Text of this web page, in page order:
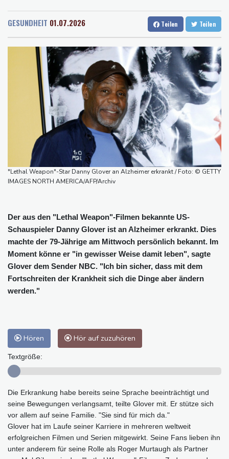
Dresden
28 °C Wien
30 °C
Baden-Baden
28 °C
Lionel Messi trauert um seinen Vater
Absturz von Ultraleichtflugzeug: 72-jähriger Pilot stirbt in Baden-
Württemberg
Selenskyj warnt in Belgrad vor Folgen russischer Angriffe für
den Winter
Drohnen über Bundeswehrstandort in Nordrhein-Westfalen
gesichtet
Ungarns Regierungspartei nominiert Ex-Gerichtspräsidenten
Baka als Staatschef
Schwimm-EM: Halbisch winkt und springt zu Bronze
Selenskyj: Ukraine hat praktisch keine intakten
Wärmekraftwerke mehr
GESUNDHEIT 01.07.2026 Teilen Teilen
"Lethal Weapon"-Star Danny Glover an Alzheimer erkrankt / Foto: © GETTY
IMAGES NORTH AMERICA/AFP/Archiv
Der aus den "Lethal Weapon"-Filmen bekannte US-
Schauspieler Danny Glover ist an Alzheimer erkrankt. Dies
machte der 79-Jährige am Mittwoch persönlich bekannt. Im
Moment könne er "in gewisser Weise damit leben", sagte
Glover dem Sender NBC. "Ich bin sicher, dass mit dem
Fortschreiten der Krankheit sich die Dinge aber ändern
werden."
Hören Hör auf zuzuhören
Textgröße:
Die Erkrankung habe bereits seine Sprache beeinträchtigt und
seine Bewegungen verlangsamt, teilte Glover mit. Er stütze sich
vor allem auf seine Familie. "Sie sind für mich da."
Glover hat im Laufe seiner Karriere in mehreren weltweit
erfolgreichen Filmen und Serien mitgewirkt. Seine Fans lieben ihn
unter anderem für seine Rolle als Roger Murtaugh als Partner